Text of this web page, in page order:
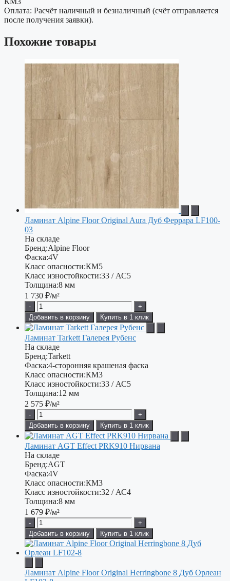
Оплата: Расчёт наличный и безналичный (счёт отправляется
после получения заявки).
Похожие товары
Ламинат Alpine Floor Original Aura Дуб Феррара LF100-
03
На складе
Бренд:Alpine Floor
Фаска:4V
Класс опасности:КМ5
Класс изностойкости:33 / АС5
Толщина:8 мм
1 730 ₽/м²
-
+
Добавить в корзину
Купить в 1 клик
Ламинат Tarkett Галерея Рубенс
На складе
Бренд:Tarkett
Фаска:4-сторонняя крашеная фаска
Класс опасности:КМ3
Класс изностойкости:33 / АС5
Толщина:12 мм
2 575 ₽/м²
-
+
Добавить в корзину
Купить в 1 клик
Ламинат AGT Effect PRK910 Нирвана
На складе
Бренд:AGT
Фаска:4V
Класс опасности:КМ3
Класс изностойкости:32 / АС4
Толщина:8 мм
1 679 ₽/м²
-
+
Добавить в корзину
Купить в 1 клик
Ламинат Alpine Floor Original Herringbone 8 Дуб Орлеан